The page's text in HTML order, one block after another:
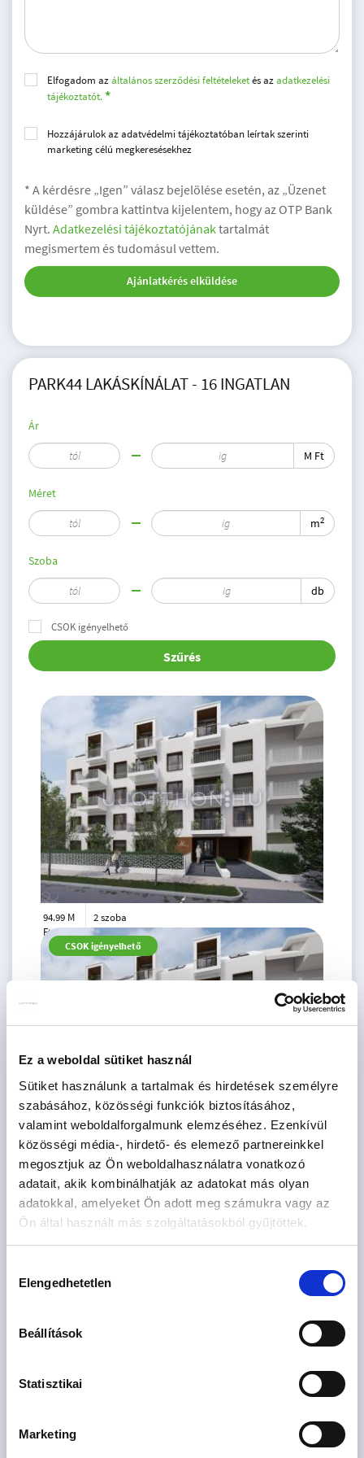
Ez a weboldal sütiket használ
Sütiket használunk a tartalmak és hirdetések személyre
szabásához, közösségi funkciók biztosításához,
valamint weboldalforgalmunk elemzéséhez. Ezenkívül
közösségi média-, hirdető- és elemező partnereinkkel
megosztjuk az Ön weboldalhasználatra vonatkozó
adatait, akik kombinálhatják az adatokat más olyan
adatokkal, amelyeket Ön adott meg számukra vagy az
Ön által használt más szolgáltatásokból gyűjtöttek.
kiválasztása
Elengedhetetlen
Beállítások
Statisztikai
Marketing
Elfogadom azáltalános szerződési feltételeketés azadatkezelési
tájékoztatót.
Hozzájárulok az adatvédelmi tájékoztatóban leírtak szerinti
marketing célú megkeresésekhez
* A kérdésre „Igen” válasz bejelölése esetén, az „Üzenet
küldése” gombra kattintva kijelentem, hogy az OTP Bank
Nyrt. Adatkezelési tájékoztatójánaktartalmát
megismertem és tudomásul vettem.
Ajánlatkérés elküldése
PARK44 LAKÁSKÍNÁLAT - 16 INGATLAN
Ár
M Ft
Méret
m2
Szoba
db
CSOK igényelhető
Szűrés
94.99 M
Ft
50 m
2
2 szoba
földszint
CSOK igényelhető
169.99 M
Ft
80 m
4 szoba
földszint
99.9 M Ft